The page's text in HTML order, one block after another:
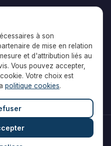
— Tous droits réservés
Cookies
à son
de mise en relation
et d'attribution liés au
Vous pouvez accepter,
Votre choix est
politique cookies.